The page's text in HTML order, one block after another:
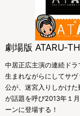
劇場版
中居正広主演の連続ドラ
生まれながらにしてサ
公が、迷宮入りしかけ
が話題を呼び2013年１
ーンに登場する！